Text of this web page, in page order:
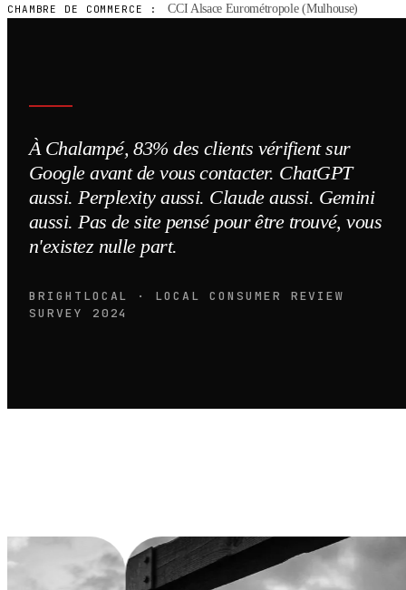
CHAMBRE DE COMMERCE : CCI Alsace Eurométropole (Mulhouse)
À Chalampé, 83% des clients vérifient sur
Google avant de vous contacter. ChatGPT
aussi. Perplexity aussi. Claude aussi. Gemini
aussi. Pas de site pensé pour être trouvé, vous
n'existez nulle part.
BRIGHTLOCAL · LOCAL CONSUMER REVIEW
SURVEY 2024